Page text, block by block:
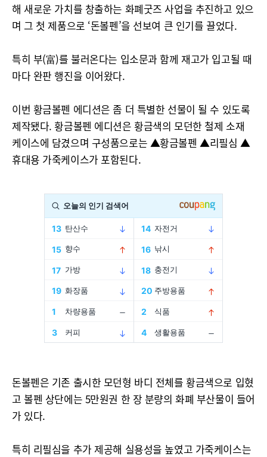
해 새로운 가치를 창출하는 화폐굿즈 사업을 추진하고 있으
며 그 첫 제품으로 ‘돈볼펜’을 선보여 큰 인기를 끌었다.
특히 부(富)를 불러온다는 입소문과 함께 재고가 입고될 때
마다 완판 행진을 이어왔다.
이번 황금볼펜 에디션은 좀 더 특별한 선물이 될 수 있도록
제작됐다. 황금볼펜 에디션은 황금색의 모던한 철제 소재
케이스에 담겼으며 구성품으로는 ▲황금볼펜 ▲리필심 ▲
휴대용 가죽케이스가 포함된다.
돈볼펜은 기존 출시한 모던형 바디 전체를 황금색으로 입혔
고 볼펜 상단에는 5만원권 한 장 분량의 화폐 부산물이 들어
가 있다.
특히 리필심을 추가 제공해 실용성을 높였고 가죽케이스는